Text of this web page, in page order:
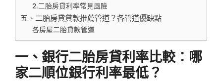
2.二胎房貸利率常見風險
五、二胎房貸貸款推薦管道？各管道優缺點
各房屋二胎貸款管道
一、 銀行二胎房貸利率比較：哪
家二順位銀行利率最低？